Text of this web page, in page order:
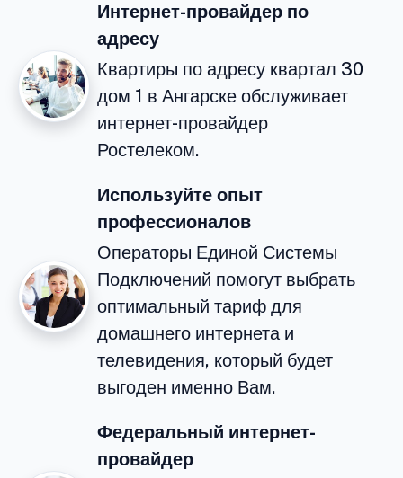
Интернет-провайдер по
адресу
Квартиры по адресу квартал 30
дом 1 в Ангарске обслуживает
интернет-провайдер
Ростелеком.
Используйте опыт
профессионалов
Операторы Единой Системы
Подключений помогут выбрать
оптимальный тариф для
домашнего интернета и
телевидения, который будет
выгоден именно Вам.
Федеральный интернет-
провайдер